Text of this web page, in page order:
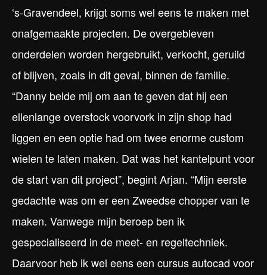
‘s-Gravendeel, krijgt soms wel eens te maken met
onafgemaakte projecten. De overgebleven
onderdelen worden hergebruikt, verkocht, geruild
of blijven, zoals in dit geval, binnen de familie.
“Danny belde mij om aan te geven dat hij een
ellenlange overstock voorvork in zijn shop had
liggen en een optie had om twee enorme custom
wielen te laten maken. Dat was het kantelpunt voor
de start van dit project”, begint Arjan. “Mijn eerste
gedachte was om er een Zweedse chopper van te
maken. Vanwege mijn beroep ben ik
gespecialiseerd in de meet- en regeltechniek.
Daarvoor heb ik wel eens een cursus autocad voor